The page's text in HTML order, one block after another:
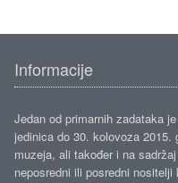
Informacije
Jedan od primarnih zadataka
jedinica do 30. kolovoza
muzeja, ali također i na
neposredni ili posredni